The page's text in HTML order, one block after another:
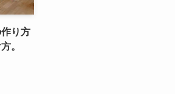
り方
。